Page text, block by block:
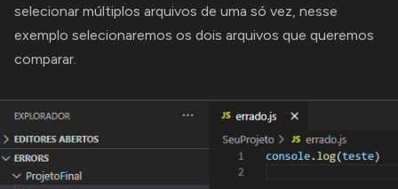
selecionar múltiplos arquivos de uma só vez, nesse
exemplo selecionaremos os dois arquivos que queremos
comparar.